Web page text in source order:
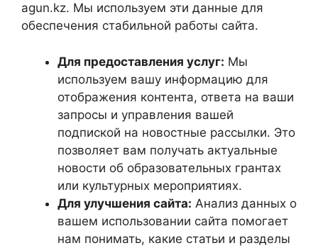
agun.kz. Мы используем эти данные для
обеспечения стабильной работы сайта.
Для предоставления услуг: Мы
используем вашу информацию для
отображения контента, ответа на ваши
запросы и управления вашей
подпиской на новостные рассылки. Это
позволяет вам получать актуальные
новости об образовательных грантах
или культурных мероприятиях.
Для улучшения сайта: Анализ данных о
вашем использовании сайта помогает
нам понимать, какие статьи и разделы